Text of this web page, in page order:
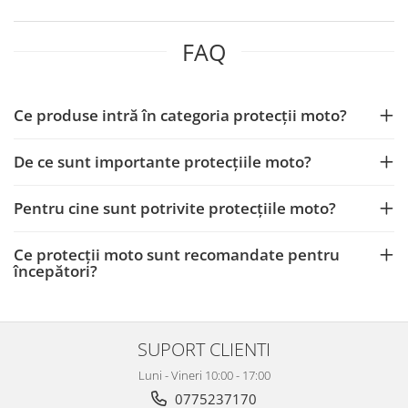
FAQ
Ce produse intră în categoria protecții moto?
De ce sunt importante protecțiile moto?
Pentru cine sunt potrivite protecțiile moto?
Ce protecții moto sunt recomandate pentru
începători?
SUPORT CLIENTI
Luni - Vineri 10:00 - 17:00
0775237170